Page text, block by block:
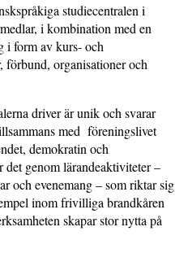
studiecentralen i
i kombination med en
i form av kurs- och
organisationer och
driver är unik och svarar
med föreningslivet
demokratin och
genom lärandeaktiviteter –
och evenemang – som riktar sig
inom frivilliga brandkåren
skapar stor nytta på